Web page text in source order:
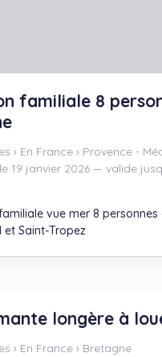
familiale 8
› En France › Provence -
19 janvier 2026 — valide
vue mer 8 personnes
et Saint-Tropez
longère à
› En France › Bretagne